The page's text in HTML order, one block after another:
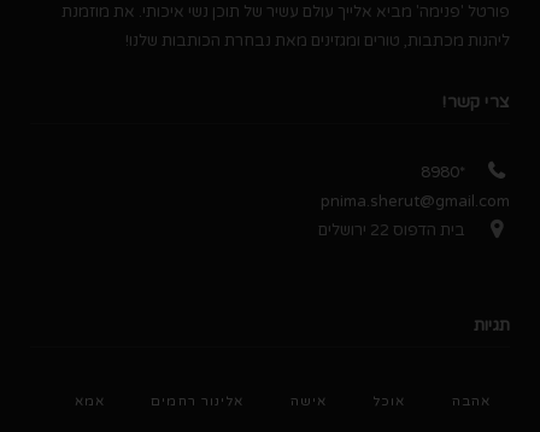
פורטל 'פנימה' מביא אלייך עולם עשיר של תוכן נשי איכותי. את מוזמנת
ליהנות מכתבות, טורים ומגזינים מאת נבחרת הכותבות שלנו!
צרי קשר!
*8980
pnima.sherut@gmail.com
בית הדפוס 22 ירושלים
תגיות
אהבה אוכל אישה אלינור רחמים אמא